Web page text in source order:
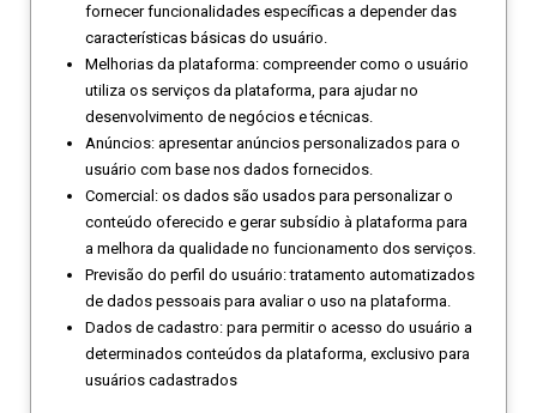
fornecer funcionalidades específicas a depender das
características básicas do usuário.
Melhorias da plataforma: compreender como o usuário
utiliza os serviços da plataforma, para ajudar no
desenvolvimento de negócios e técnicas.
Anúncios: apresentar anúncios personalizados para o
usuário com base nos dados fornecidos.
Comercial: os dados são usados para personalizar o
conteúdo oferecido e gerar subsídio à plataforma para
a melhora da qualidade no funcionamento dos serviços.
Previsão do perfil do usuário: tratamento automatizados
de dados pessoais para avaliar o uso na plataforma.
Dados de cadastro: para permitir o acesso do usuário a
determinados conteúdos da plataforma, exclusivo para
usuários cadastrados